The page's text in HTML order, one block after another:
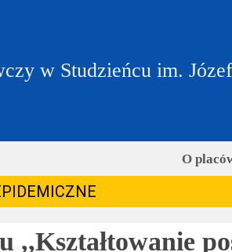
w Studzieńcu im.
O
,,Kształtowanie